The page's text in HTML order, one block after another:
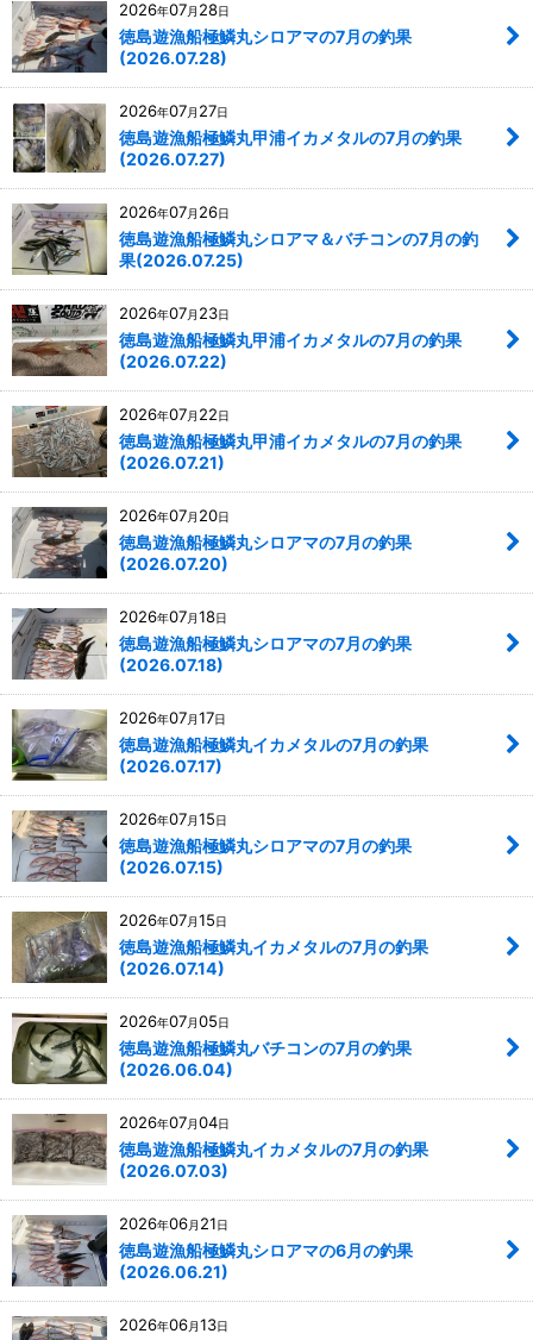
2026年07月 28日
徳島遊漁船極鱗丸シロアマの7月の釣果
(2026.07.28)
2026年07月 27日
徳島遊漁船極鱗丸甲浦イカメタルの7月の釣果
(2026.07.27)
2026年07月 26日
徳島遊漁船極鱗丸シロアマ＆バチコンの7月の釣
果(2026.07.25)
2026年07月 23日
徳島遊漁船極鱗丸甲浦イカメタルの7月の釣果
(2026.07.22)
2026年07月 22日
徳島遊漁船極鱗丸甲浦イカメタルの7月の釣果
(2026.07.21)
2026年07月 20日
徳島遊漁船極鱗丸シロアマの7月の釣果
(2026.07.20)
2026年07月18日
徳島遊漁船極鱗丸シロアマの7月の釣果
(2026.07.18)
2026年07月17日
徳島遊漁船極鱗丸イカメタルの7月の釣果
(2026.07.17)
2026年07月15日
徳島遊漁船極鱗丸シロアマの7月の釣果
(2026.07.15)
2026年07月15日
徳島遊漁船極鱗丸イカメタルの7月の釣果
(2026.07.14)
2026年07月05日
徳島遊漁船極鱗丸バチコンの7月の釣果
(2026.06.04)
2026年07月04日
徳島遊漁船極鱗丸イカメタルの7月の釣果
(2026.07.03)
2026年06月 21日
徳島遊漁船極鱗丸シロアマの6月の釣果
(2026.06.21)
2026年06月13日